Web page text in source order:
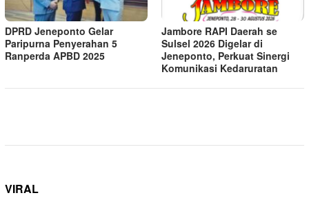
DPRD Jeneponto Gelar
Paripurna Penyerahan 5
Ranperda APBD 2025
Jambore RAPI Daerah se
Sulsel 2026 Digelar di
Jeneponto, Perkuat Sinergi
Komunikasi Kedaruratan
VIRAL